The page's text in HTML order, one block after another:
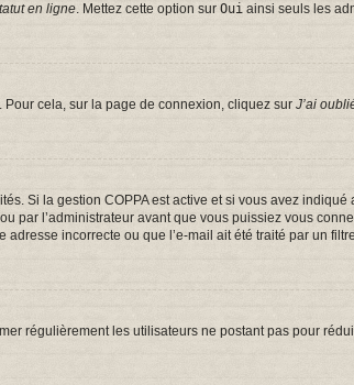
en ligne. Mettez cette option sur Oui ainsi seuls les
cela, sur la page de connexion, cliquez sur J’ai
Si la gestion COPPA est active et si vous avez
l’administrateur avant que vous puissiez vous
incorrecte ou que l’e-mail ait été traité par un
régulièrement les utilisateurs ne postant pas pour